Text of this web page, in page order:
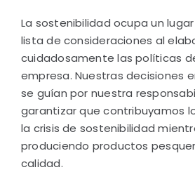
La sostenibilidad ocupa un
lista de consideraciones al
cuidadosamente las políticas
empresa. Nuestras decisiones
se guían por nuestra
garantizar que contribuyamos
la crisis de sostenibilidad
produciendo productos
calidad.